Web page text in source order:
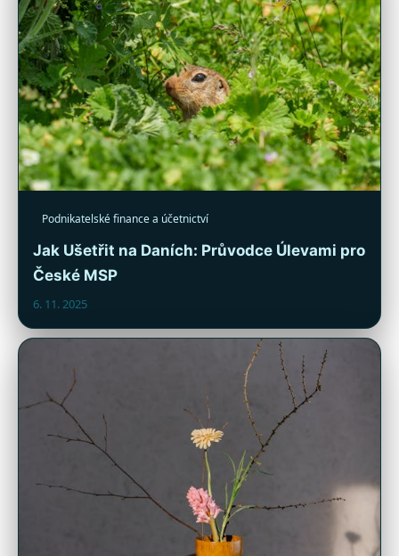
Podnikatelské finance a účetnictví
Jak Ušetřit na Daních: Průvodce Úlevami pro
České MSP
6. 11. 2025